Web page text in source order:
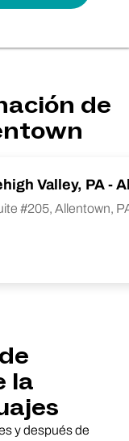
de
Valley, PA -
#205, Allentown,
la
y después de